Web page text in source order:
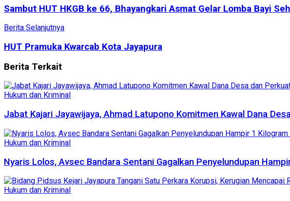
Sambut HUT HKGB ke 66, Bhayangkari Asmat Gelar Lomba Bayi
Berita Selanjutnya
HUT Pramuka Kwarcab Kota Jayapura
Berita Terkait
Hukum dan Kriminal
Jabat Kajari Jayawijaya, Ahmad Latupono Komitmen Kawal Dana
Hukum dan Kriminal
Nyaris Lolos, Avsec Bandara Sentani Gagalkan Penyelundupan
Hukum dan Kriminal